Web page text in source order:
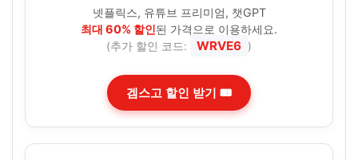
넷플릭스, 유튜브 프리미엄, 챗GPT
최대 60% 할인된 가격으로 이용하세요.
(추가 할인 코드: WRVE6 )
겜스고 할인 받기 🎟️